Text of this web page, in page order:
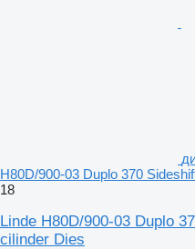
H80D/900-03 Duplo 370
18
Linde H80D/900-03 Duplo
cilinder Dies